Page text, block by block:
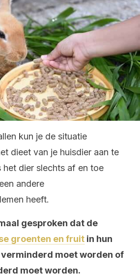
kun je de situatie
dieet van je huisdier aan te
het dier slechts af en toe
andere
heeft.
gesproken dat de
groenten en fruit in hun
moet worden of
moet worden.